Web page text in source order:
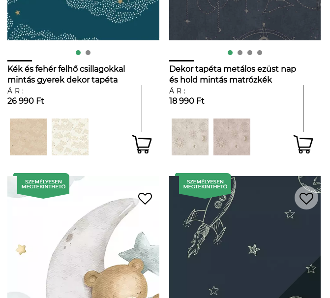
Kék és fehér felhő csillagokkal
mintás gyerek dekor tapéta
ÁR:
26 990 Ft
Dekor tapéta metálos ezüst nap
és hold mintás matrózkék
színben
ÁR:
18 990 Ft